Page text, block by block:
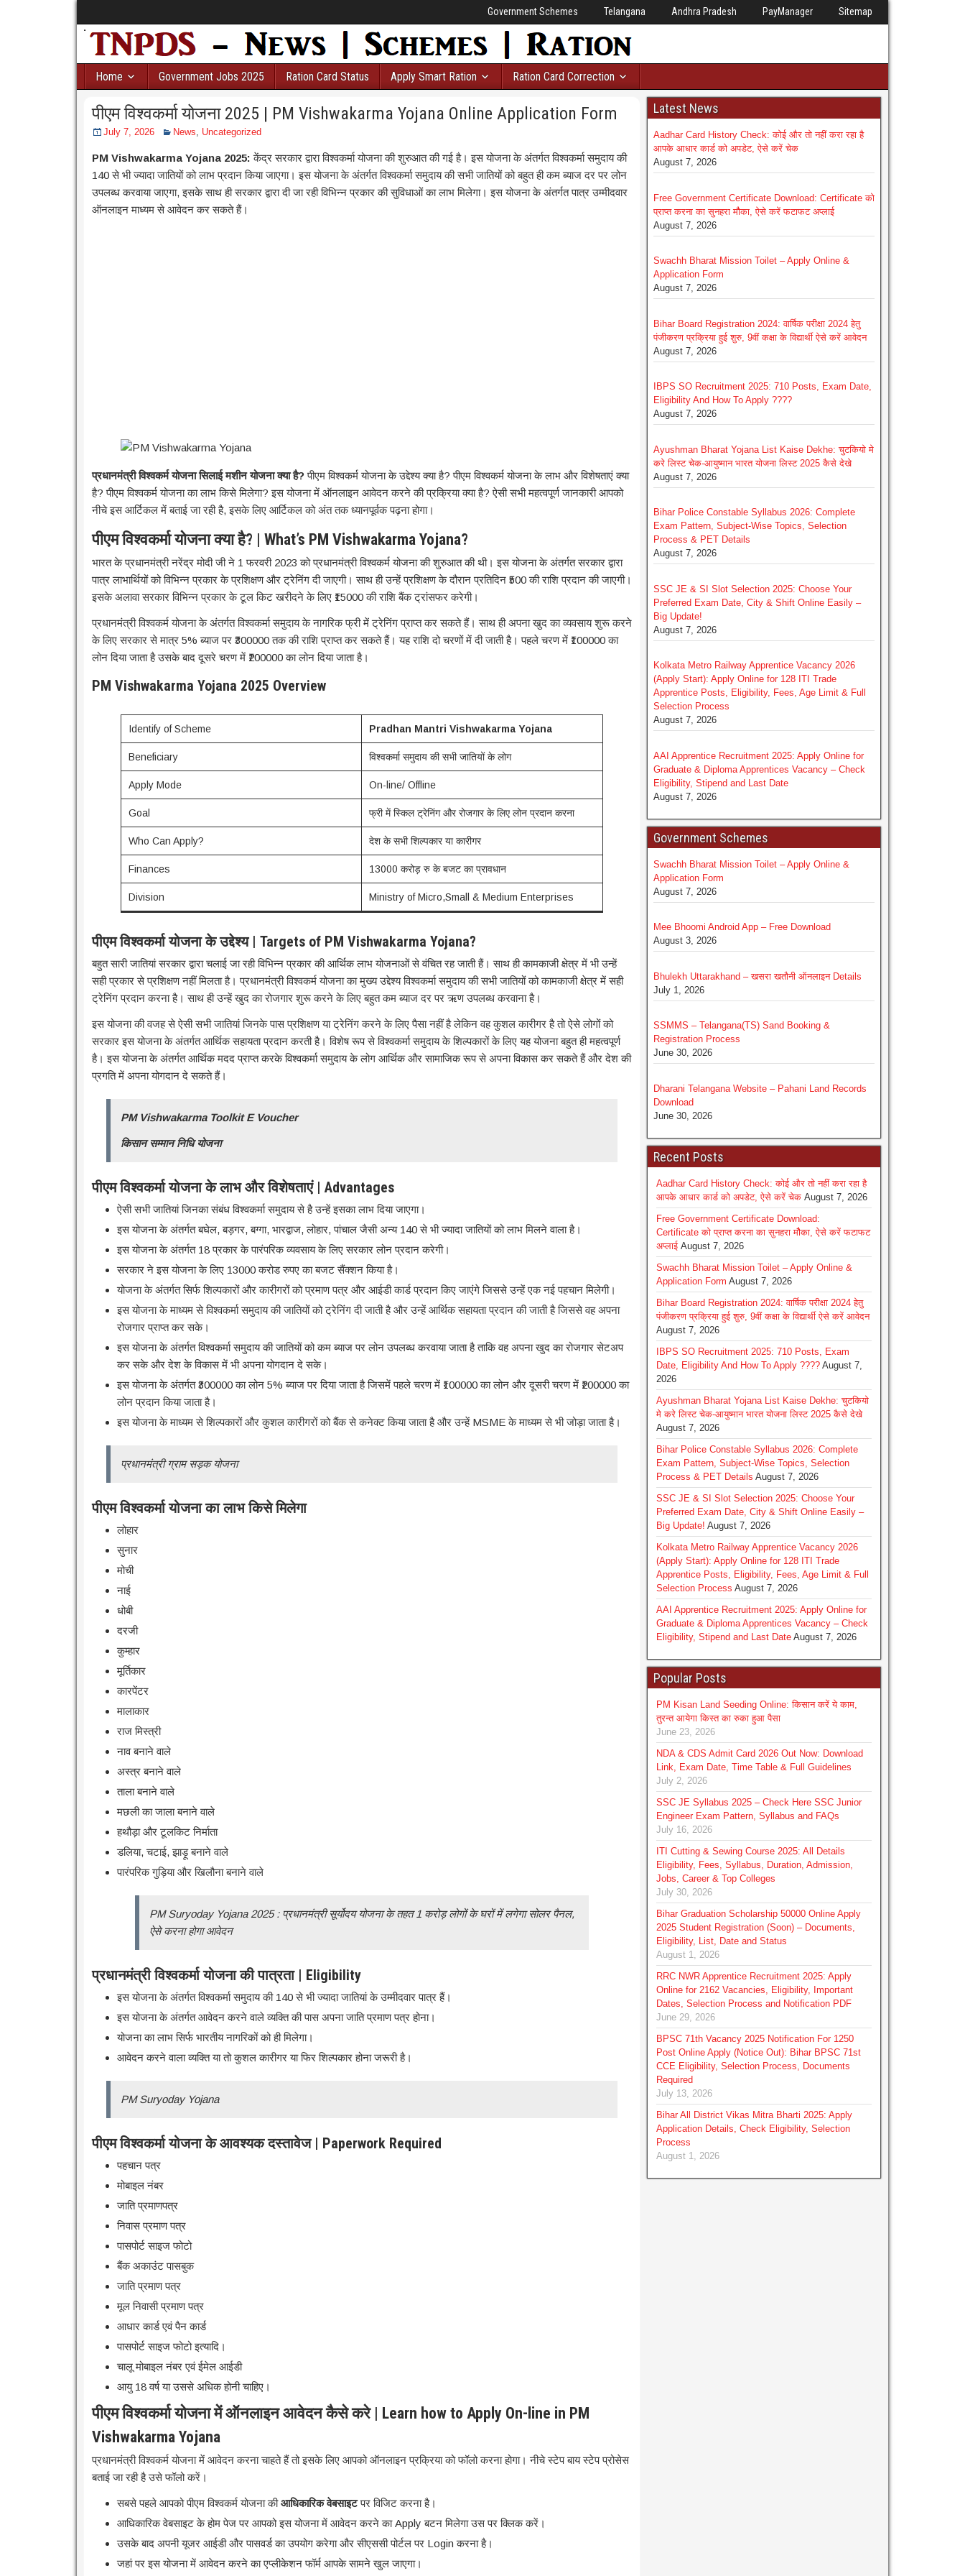
Government Schemes Telangana Andhra Pradesh PayManager Sitemap
Home Government Jobs 2025 Ration Card Status Apply Smart Ration Ration Card Correction
पीएम विश्वकर्मा योजना 2025 | PM Vishwakarma Yojana Online Application Form
July 7, 2026 News, Uncategorized
PM Vishwakarma Yojana 2025: केंद्र सरकार द्वारा विश्वकर्मा योजना की शुरुआत की गई है। इस योजना के अंतर्गत विश्वकर्मा समुदाय की
140 से भी ज्यादा जातियों को लाभ प्रदान किया जाएगा। इस योजना के अंतर्गत विश्वकर्मा समुदाय की सभी जातियों को बहुत ही कम ब्याज दर पर लोन
उपलब्ध करवाया जाएगा, इसके साथ ही सरकार द्वारा दी जा रही विभिन्न प्रकार की सुविधाओं का लाभ मिलेगा। इस योजना के अंतर्गत पात्र उम्मीदवार
ऑनलाइन माध्यम से आवेदन कर सकते हैं।
प्रधानमंत्री विश्वकर्म योजना सिलाई मशीन योजना क्या है? पीएम विश्वकर्म योजना के उद्देश्य क्या है? पीएम विश्वकर्म योजना के लाभ और विशेषताएं क्या
है? पीएम विश्वकर्म योजना का लाभ किसे मिलेगा? इस योजना में ऑनलाइन आवेदन करने की प्रक्रिया क्या है? ऐसी सभी महत्वपूर्ण जानकारी आपको
नीचे इस आर्टिकल में बताई जा रही है, इसके लिए आर्टिकल को अंत तक ध्यानपूर्वक पढ़ना होगा।
पीएम विश्वकर्मा योजना क्या है? | What’s PM Vishwakarma Yojana?
भारत के प्रधानमंत्री नरेंद्र मोदी जी ने 1 फरवरी 2023 को प्रधानमंत्री विश्वकर्म योजना की शुरुआत की थी। इस योजना के अंतर्गत सरकार द्वारा
पात्र लाभार्थियों को विभिन्न प्रकार के प्रशिक्षण और ट्रेनिंग दी जाएगी। साथ ही उन्हें प्रशिक्षण के दौरान प्रतिदिन ₹500 की राशि प्रदान की जाएगी।
इसके अलावा सरकार विभिन्न प्रकार के टूल किट खरीदने के लिए ₹15000 की राशि बैंक ट्रांसफर करेगी।
प्रधानमंत्री विश्वकर्म योजना के अंतर्गत विश्वकर्मा समुदाय के नागरिक फ्री में ट्रेनिंग प्राप्त कर सकते हैं। साथ ही अपना खुद का व्यवसाय शुरू करने
के लिए सरकार से मात्र 5% ब्याज पर ₹300000 तक की राशि प्राप्त कर सकते हैं। यह राशि दो चरणों में दी जाती है। पहले चरण में ₹100000 का
लोन दिया जाता है उसके बाद दूसरे चरण में ₹200000 का लोन दिया जाता है।
PM Vishwakarma Yojana 2025 Overview
Identify of Scheme Pradhan Mantri Vishwakarma Yojana
Beneficiary विश्वकर्मा समुदाय की सभी जातियों के लोग
Apply Mode On-line/ Offline
Goal फ्री में स्किल ट्रेनिंग और रोजगार के लिए लोन प्रदान करना
Who Can Apply? देश के सभी शिल्पकार या कारीगर
Finances 13000 करोड़ रु के बजट का प्रावधान
Division Ministry of Micro,Small & Medium Enterprises
पीएम विश्वकर्मा योजना के उद्देश्य | Targets of PM Vishwakarma Yojana?
बहुत सारी जातियां सरकार द्वारा चलाई जा रही विभिन्न प्रकार की आर्थिक लाभ योजनाओं से वंचित रह जाती हैं। साथ ही कामकाजी क्षेत्र में भी उन्हें
सही प्रकार से प्रशिक्षण नहीं मिलता है। प्रधानमंत्री विश्वकर्म योजना का मुख्य उद्देश्य विश्वकर्मा समुदाय की सभी जातियों को कामकाजी क्षेत्र में सही
ट्रेनिंग प्रदान करना है। साथ ही उन्हें खुद का रोजगार शुरू करने के लिए बहुत कम ब्याज दर पर ऋण उपलब्ध करवाना है।
इस योजना की वजह से ऐसी सभी जातियां जिनके पास प्रशिक्षण या ट्रेनिंग करने के लिए पैसा नहीं है लेकिन वह कुशल कारीगर है तो ऐसे लोगों को
सरकार इस योजना के अंतर्गत आर्थिक सहायता प्रदान करती है। विशेष रूप से विश्वकर्मा समुदाय के शिल्पकारों के लिए यह योजना बहुत ही महत्वपूर्ण
है। इस योजना के अंतर्गत आर्थिक मदद प्राप्त करके विश्वकर्मा समुदाय के लोग आर्थिक और सामाजिक रूप से अपना विकास कर सकते हैं और देश की
प्रगति में अपना योगदान दे सकते हैं।
PM Vishwakarma Toolkit E Voucher
किसान सम्मान निधि योजना
पीएम विश्वकर्मा योजना के लाभ और विशेषताएं | Advantages
ऐसी सभी जातियां जिनका संबंध विश्वकर्मा समुदाय से है उन्हें इसका लाभ दिया जाएगा।
इस योजना के अंतर्गत बघेल, बड़गर, बग्गा, भारद्वाज, लोहार, पांचाल जैसी अन्य 140 से भी ज्यादा जातियों को लाभ मिलने वाला है।
इस योजना के अंतर्गत 18 प्रकार के पारंपरिक व्यवसाय के लिए सरकार लोन प्रदान करेगी।
सरकार ने इस योजना के लिए 13000 करोड रुपए का बजट सैंक्शन किया है।
योजना के अंतर्गत सिर्फ शिल्पकारों और कारीगरों को प्रमाण पत्र और आईडी कार्ड प्रदान किए जाएंगे जिससे उन्हें एक नई पहचान मिलेगी।
इस योजना के माध्यम से विश्वकर्मा समुदाय की जातियों को ट्रेनिंग दी जाती है और उन्हें आर्थिक सहायता प्रदान की जाती है जिससे वह अपना
रोजगार प्राप्त कर सके।
इस योजना के अंतर्गत विश्वकर्मा समुदाय की जातियों को कम ब्याज पर लोन उपलब्ध करवाया जाता है ताकि वह अपना खुद का रोजगार सेटअप
कर सके और देश के विकास में भी अपना योगदान दे सके।
इस योजना के अंतर्गत ₹300000 का लोन 5% ब्याज पर दिया जाता है जिसमें पहले चरण में ₹100000 का लोन और दूसरी चरण में ₹200000 का
लोन प्रदान किया जाता है।
इस योजना के माध्यम से शिल्पकारों और कुशल कारीगरों को बैंक से कनेक्ट किया जाता है और उन्हें MSME के माध्यम से भी जोड़ा जाता है।
प्रधानमंत्री ग्राम सड़क योजना
पीएम विश्वकर्मा योजना का लाभ किसे मिलेगा
लोहार
सुनार
मोची
नाई
धोबी
दरजी
कुम्हार
मूर्तिकार
कारपेंटर
मालाकार
राज मिस्त्री
नाव बनाने वाले
अस्त्र बनाने वाले
ताला बनाने वाले
मछली का जाला बनाने वाले
हथौड़ा और टूलकिट निर्माता
डलिया, चटाई, झाड़ू बनाने वाले
पारंपरिक गुड़िया और खिलौना बनाने वाले
PM Suryoday Yojana 2025 : प्रधानमंत्री सूर्योदय योजना के तहत 1 करोड़ लोगों के घरों में लगेगा सोलर पैनल,
ऐसे करना होगा आवेदन
प्रधानमंत्री विश्वकर्मा योजना की पात्रता | Eligibility
इस योजना के अंतर्गत विश्वकर्मा समुदाय की 140 से भी ज्यादा जातियां के उम्मीदवार पात्र हैं।
इस योजना के अंतर्गत आवेदन करने वाले व्यक्ति की पास अपना जाति प्रमाण पत्र होना।
योजना का लाभ सिर्फ भारतीय नागरिकों को ही मिलेगा।
आवेदन करने वाला व्यक्ति या तो कुशल कारीगर या फिर शिल्पकार होना जरूरी है।
PM Suryoday Yojana
पीएम विश्वकर्मा योजना के आवश्यक दस्तावेज | Paperwork Required
पहचान पत्र
मोबाइल नंबर
जाति प्रमाणपत्र
निवास प्रमाण पत्र
पासपोर्ट साइज फोटो
बैंक अकाउंट पासबुक
जाति प्रमाण पत्र
मूल निवासी प्रमाण पत्र
आधार कार्ड एवं पैन कार्ड
पासपोर्ट साइज फोटो इत्यादि।
चालू मोबाइल नंबर एवं ईमेल आईडी
आयु 18 वर्ष या उससे अधिक होनी चाहिए।
पीएम विश्वकर्मा योजना में ऑनलाइन आवेदन कैसे करे | Learn how to Apply On-line in PM
Vishwakarma Yojana
प्रधानमंत्री विश्वकर्म योजना में आवेदन करना चाहते हैं तो इसके लिए आपको ऑनलाइन प्रक्रिया को फॉलो करना होगा। नीचे स्टेप बाय स्टेप प्रोसेस
बताई जा रही है उसे फॉलो करें।
सबसे पहले आपको पीएम विश्वकर्म योजना कीआधिकारिक वेबसाइटपर विजिट करना है।
आधिकारिक वेबसाइट के होम पेज पर आपको इस योजना में आवेदन करने का Apply बटन मिलेगा उस पर क्लिक करें।
उसके बाद अपनी यूजर आईडी और पासवर्ड का उपयोग करेगा और सीएससी पोर्टल पर Login करना है।
जहां पर इस योजना में आवेदन करने का एप्लीकेशन फॉर्म आपके सामने खुल जाएगा।
Latest News
Aadhar Card History Check: कोई और तो नहीं करा रहा है
आपके आधार कार्ड को अपडेट, ऐसे करें चेक
August 7, 2026
Free Government Certificate Download: Certificate को
प्राप्त करना का सुनहरा मौैका, ऐसे करें फटाफट अप्लाई
August 7, 2026
Swachh Bharat Mission Toilet – Apply Online &
Application Form
August 7, 2026
Bihar Board Registration 2024: वार्षिक परीक्षा 2024 हेतु
पंजीकरण प्रक्रिया हुई शुरु, 9वीं कक्षा के विद्यार्थी ऐसे करें आवेदन
August 7, 2026
IBPS SO Recruitment 2025: 710 Posts, Exam Date,
Eligibility And How To Apply ????
August 7, 2026
Ayushman Bharat Yojana List Kaise Dekhe: चुटकियो मे
करे लिस्ट चेक-आयुष्मान भारत योजना लिस्ट 2025 कैसे देखे
August 7, 2026
Bihar Police Constable Syllabus 2026: Complete
Exam Pattern, Subject-Wise Topics, Selection
Process & PET Details
August 7, 2026
SSC JE & SI Slot Selection 2025: Choose Your
Preferred Exam Date, City & Shift Online Easily –
Big Update!
August 7, 2026
Kolkata Metro Railway Apprentice Vacancy 2026
(Apply Start): Apply Online for 128 ITI Trade
Apprentice Posts, Eligibility, Fees, Age Limit & Full
Selection Process
August 7, 2026
AAI Apprentice Recruitment 2025: Apply Online for
Graduate & Diploma Apprentices Vacancy – Check
Eligibility, Stipend and Last Date
August 7, 2026
Government Schemes
Swachh Bharat Mission Toilet – Apply Online &
Application Form
August 7, 2026
Mee Bhoomi Android App – Free Download
August 3, 2026
Bhulekh Uttarakhand – खसरा खतौनी ऑनलाइन Details
July 1, 2026
SSMMS – Telangana(TS) Sand Booking &
Registration Process
June 30, 2026
Dharani Telangana Website – Pahani Land Records
Download
June 30, 2026
Recent Posts
Aadhar Card History Check: कोई और तो नहीं करा रहा है
आपके आधार कार्ड को अपडेट, ऐसे करें चेक August 7, 2026
Free Government Certificate Download:
Certificate को प्राप्त करना का सुनहरा मौैका, ऐसे करें फटाफट
अप्लाई August 7, 2026
Swachh Bharat Mission Toilet – Apply Online &
Application Form August 7, 2026
Bihar Board Registration 2024: वार्षिक परीक्षा 2024 हेतु
पंजीकरण प्रक्रिया हुई शुरु, 9वीं कक्षा के विद्यार्थी ऐसे करें आवेदन
August 7, 2026
IBPS SO Recruitment 2025: 710 Posts, Exam
Date, Eligibility And How To Apply ???? August 7,
2026
Ayushman Bharat Yojana List Kaise Dekhe: चुटकियो
मे करे लिस्ट चेक-आयुष्मान भारत योजना लिस्ट 2025 कैसे देखे
August 7, 2026
Bihar Police Constable Syllabus 2026: Complete
Exam Pattern, Subject-Wise Topics, Selection
Process & PET Details August 7, 2026
SSC JE & SI Slot Selection 2025: Choose Your
Preferred Exam Date, City & Shift Online Easily –
Big Update! August 7, 2026
Kolkata Metro Railway Apprentice Vacancy 2026
(Apply Start): Apply Online for 128 ITI Trade
Apprentice Posts, Eligibility, Fees, Age Limit & Full
Selection Process August 7, 2026
AAI Apprentice Recruitment 2025: Apply Online for
Graduate & Diploma Apprentices Vacancy – Check
Eligibility, Stipend and Last Date August 7, 2026
Popular Posts
PM Kisan Land Seeding Online: किसान करें ये काम,
तुरन्त आयेगा किस्त का रुका हुआ पैसा
June 23, 2026
NDA & CDS Admit Card 2026 Out Now: Download
Link, Exam Date, Time Table & Full Guidelines
July 2, 2026
SSC JE Syllabus 2025 – Check Here SSC Junior
Engineer Exam Pattern, Syllabus and FAQs
July 16, 2026
ITI Cutting & Sewing Course 2025: All Details
Eligibility, Fees, Syllabus, Duration, Admission,
Jobs, Career & Top Colleges
July 30, 2026
Bihar Graduation Scholarship 50000 Online Apply
2025 Student Registration (Soon) – Documents,
Eligibility, List, Date and Status
August 1, 2026
RRC NWR Apprentice Recruitment 2025: Apply
Online for 2162 Vacancies, Eligibility, Important
Dates, Selection Process and Notification PDF
June 29, 2026
BPSC 71th Vacancy 2025 Notification For 1250
Post Online Apply (Notice Out): Bihar BPSC 71st
CCE Eligibility, Selection Process, Documents
Required
July 13, 2026
Bihar All District Vikas Mitra Bharti 2025: Apply
Application Details, Check Eligibility, Selection
Process
August 1, 2026